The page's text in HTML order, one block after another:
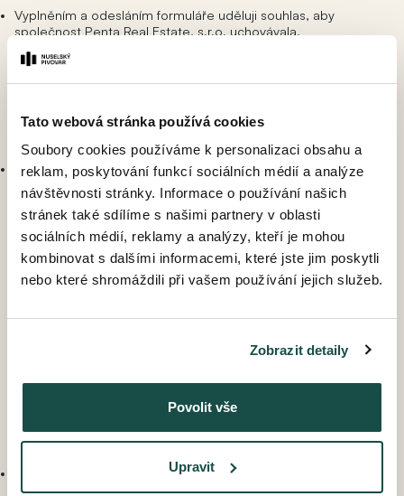
Tato webová stránka používá cookies
Soubory cookies používáme k personalizaci obsahu a
reklam, poskytování funkcí sociálních médií a analýze
návštěvnosti stránky. Informace o používání našich
stránek také sdílíme s našimi partnery v oblasti
sociálních médií, reklamy a analýzy, kteří je mohou
kombinovat s dalšími informacemi, které jste jim poskytli
nebo které shromáždili při vašem používání jejich služeb.
Zobrazit detaily
Povolit vše
Upravit
Vyplněním a odesláním formuláře uděluji souhlas, aby
společnost Penta Real Estate, s.r.o. uchovávala,
marketingového využití mé osobní údaje: jméno, příjmení,
telefon, e-mail, údaje o komunikaci se mnou. Tento souhlas
mohu kdykoliv odvolat. Souhlasím s tím, že zpracováním mých
údajů může Penta Real Estate, s.r.o. pověřit třetí osobu,
jakožto zpracovatele.
Vyplněním a odesláním formuláře činím nezávaznou poptávku
k zaslání bližších informací o předmětu poptávky a
neprovádím jakoukoliv předrezervaci či rezervaci vybrané
bytové jednotky, nebytové jednotky či rodinného domu.
Poptání bližších informací nezavazuje mne ani jakoukoliv jinou
osobu k podpisu jakékoliv smlouvy, ani mi nezakládá právo
požadovat uzavření jakékoliv smlouvy, zejména rezervační
smlouvy, budoucí kupní smlouvy či kupní smlouvy. Beru na
rezervace s platností 5 dní) není platně uskutečněna do doby,
předrezervaci učinil. Za účelem závazné rezervace je nutná
osobní schůzka s prodejcem a uzavření písemné rezervační
smlouvy.
Zdroje historických fotografií:
Archiv Národního muzea, Práce a Národní Politika 2-Praha,
FotoPNP 2_342.